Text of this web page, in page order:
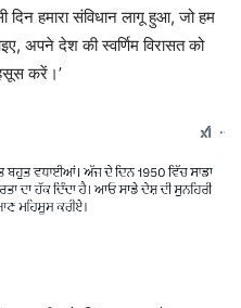
हमारा संविधान लागू हुआ, जो हम
अपने देश की स्वर्णिम विरासत को
करें।’